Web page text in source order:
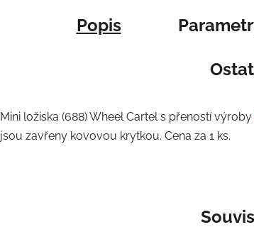
Popis
Mini ložiska (688) Wheel Cartel s přeností výroby
jsou zavřeny kovovou krytkou. Cena za 1 ks.